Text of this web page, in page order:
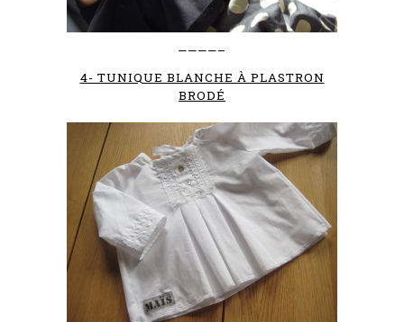
————–
4- TUNIQUE BLANCHE À PLASTRON
BRODÉ